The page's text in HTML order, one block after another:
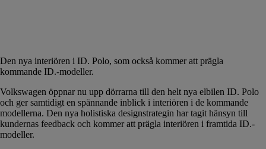
Den nya interiören i ID. Polo, som också kommer att prägla
kommande ID.-modeller.
Volkswagen öppnar nu upp dörrarna till den helt nya elbilen ID. Polo
och ger samtidigt en spännande inblick i interiören i de kommande
modellerna. Den nya holistiska designstrategin har tagit hänsyn till
kundernas feedback och kommer att prägla interiören i framtida ID.-
modeller.